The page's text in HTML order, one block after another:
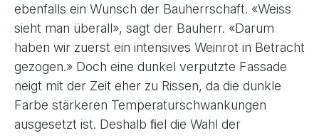
ebenfalls ein Wunsch der Bauherrschaft. «Weiss
sieht man überall», sagt der Bauherr. «Darum
haben wir zuerst ein intensives Weinrot in Betracht
gezogen.» Doch eine dunkel verputzte Fassade
neigt mit der Zeit eher zu Rissen, da die dunkle
Farbe stärkeren Temperaturschwankungen
ausgesetzt ist. Deshalb ﬁel die Wahl der